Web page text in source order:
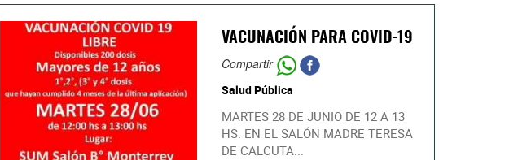
VACUNACIÓN PARA COVID-19
Compartir
Salud Pública
MARTES 28 DE JUNIO DE 12 A 13
HS. EN EL SALÓN MADRE TERESA
DE CALCUTA...